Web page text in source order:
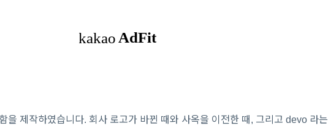
을 제작하였습니다. 회사 로고가 바뀐 때와 사옥을 이전한 때, 그리고 devo 라는